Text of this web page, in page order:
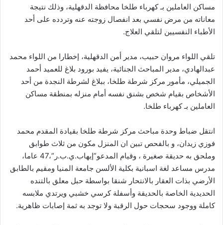
مساكن العاملين بـ كهرباء طلخا محافظة الدقهلية، وذلك نتيجة
معاناته من مرض نفسي بعد انفصال زوجته عنه وتردده على أحد
الأطباء النفسيين لتلقي العلاج.
تلقي اللواء مروان حبيب، مدير أمن الدقهلية، إخطارا من اللواء محمد
عبدالهادي، مدير المباحث الجنائية، يفيد بورود بلاغ للعميد أحمد
الجميلي، مأمور مركز شرطة طلخا، ببلاغ لشرطة النجدة من أحد
الأشخاص بقيام شخص بشنق نفسه أمام منزله بمنطقة مساكن
العاملين بـ كهرباء طلخا.
انتقل ضباط وحدة مباحث مركز شرطة طلخا بقيادة المقدم محمد
فوزي زيدان، و بالفحص تبين ان المنزل مكون من ثلاث طوابق
وملحق به حديقة صغيرة ، وقيام المدعو”إيهاب.ي.ب.ر”،47 عاما،
مدرس مساعد لغة اسبانية بكلية الألسن جامعة المنيا ومقيم بالطابق
الأرضي بذات العقار بالانتحار شنقا بواسطة حبل معلق بالتنده
الحديدية الخاصة بالحديقة وأسفلة كرسي خشبي ويرتدي ملابسه
كاملة ووجود سحجات حول الرقبة ولا توجد به ثمة إصابات ظاهرية.